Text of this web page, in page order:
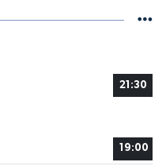
21:30
19:00